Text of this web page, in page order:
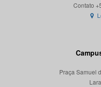
Praça Samuel